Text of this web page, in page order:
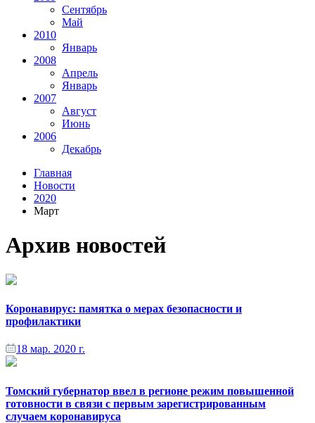
Сентябрь
Май
2010
Январь
2008
Апрель
Январь
2007
Август
Июнь
2006
Декабрь
Главная
Новости
2020
Март
Архив новостей
Коронавирус: памятка о мерах безопасности и
профилактики
18 мар. 2020 г.
Томский губернатор ввел в регионе режим повышенной
готовности в связи с первым зарегистрированным
случаем коронавируса